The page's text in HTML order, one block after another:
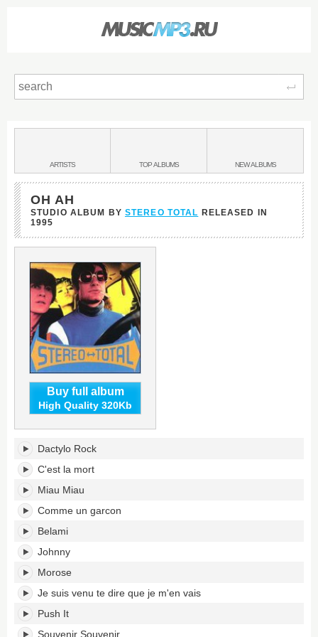
BANDS
&
ARTISTS TOPALBUMS NEWALBUMS
OH AH
STUDIO ALBUM BY STEREO TOTAL RELEASED IN
1995
Buy full album
High Quality 320Kb
Oh
Ah's
tracklist:
Dactylo Rock
C'est la mort
Miau Miau
Comme un garcon
Belami
Johnny
Morose
Je suis venu te dire que je m'en vais
Push It
Souvenir Souvenir